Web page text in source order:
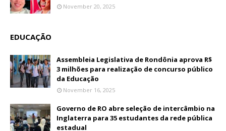
November 20, 2025
EDUCAÇÃO
Assembleia Legislativa de Rondônia aprova R$
3 milhões para realização de concurso público
da Educação
November 16, 2025
Governo de RO abre seleção de intercâmbio na
Inglaterra para 35 estudantes da rede pública
estadual